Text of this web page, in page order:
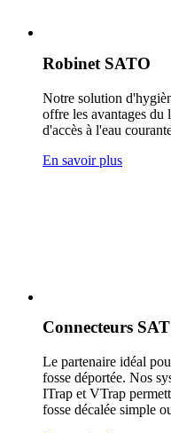
Robinet SATO
Notre solution
offre les avantages du
d'accès à l'eau
En savoir plus
Connecteurs
Le partenaire idéal
fosse déportée. Nos
ITrap et VTrap
fosse décalée simple